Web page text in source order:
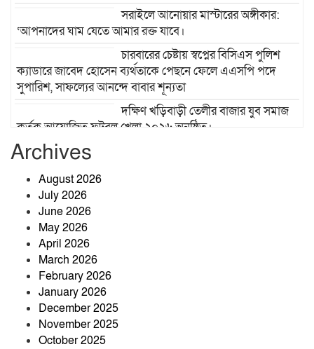
সরাইলে আনোয়ার মাস্টারের অঙ্গীকার:
‘আপনাদের ঘাম যেতে আমার রক্ত যাবে।
চারবারের চেষ্টায় স্বপ্নের বিসিএস পুলিশ
ক্যাডারে জাবেদ হোসেন ব্যর্থতাকে পেছনে ফেলে এএসপি পদে
সুপারিশ, সাফল্যের আনন্দে বাবার শূন্যতা
দক্ষিণ খড়িবাড়ী তেলীর বাজার যুব সমাজ
কর্তৃক আয়োজিত ফুটবল খেলা ২০২৬ অনুষ্ঠিত।
Archives
August 2026
July 2026
June 2026
May 2026
April 2026
March 2026
February 2026
January 2026
December 2025
November 2025
October 2025